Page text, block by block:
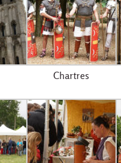
Chartres